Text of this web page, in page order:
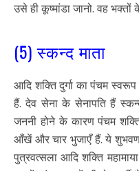
उसे ही कूष्मांडा जानो. वह
(5) स्कन्द माता
आदि शक्ति दुर्गा का पंचम स्वरूप
हैं. देव सेना के सेनापति हैं
जननी होने के कारण पंचम शक्ति
आँखें और चार भुजाएँ हैं. ये
पुत्रवत्सला आदि शक्ति